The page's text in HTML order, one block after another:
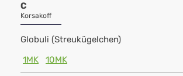
C
Korsakoff
Globuli (Streukügelchen)
1MK
10MK